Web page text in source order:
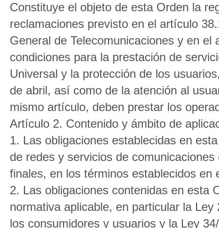
Constituye el objeto de esta Orden la
reclamaciones previsto en el artículo
General de Telecomunicaciones y en
condiciones para la prestación de
Universal y la protección de los
de abril, así como de la atención al
mismo artículo, deben prestar los
Artículo 2. Contenido y ámbito de
1. Las obligaciones establecidas en
de redes y servicios de
finales, en los términos establecidos en
2. Las obligaciones contenidas en esta
normativa aplicable, en particular la
los consumidores y usuarios y la Ley